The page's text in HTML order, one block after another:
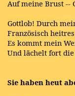
Auf meine Brust --
Gottlob! Durch
Französisch
Es kommt mein
Und lächelt fort die
Sie haben heut